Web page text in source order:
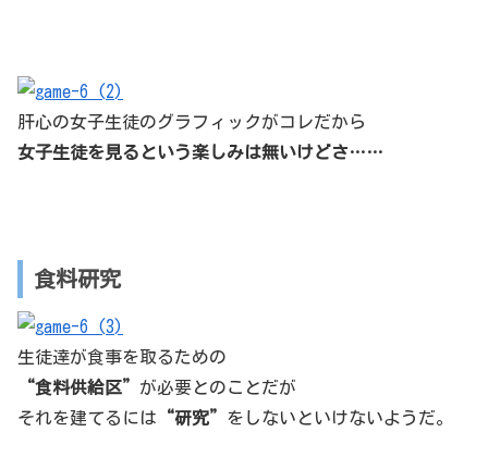
肝心の女子生徒のグラフィックがコレだから
女子生徒を見るという楽しみは無いけどさ……
食料研究
生徒達が食事を取るための
“食料供給区” が必要とのことだが
それを建てるには “研究” をしないといけないようだ。